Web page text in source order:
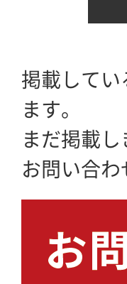
掲載してい
ます。
まだ掲載
お問い合わ